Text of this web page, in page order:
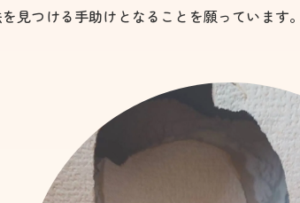
見つける手助けとなることを願っています。